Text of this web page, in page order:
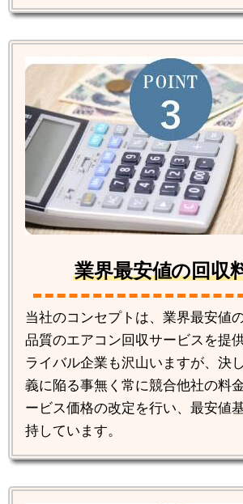
業界最安値の回収
当社のコンセプトは、業界最安値
品質のエアコン回収サービスを提
ライバル企業も沢山いますが、決
義に陥る事無く常に競合他社の料
ービス価格の改定を行い、最安値
持しています。